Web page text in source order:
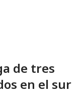
de tres
en el sur